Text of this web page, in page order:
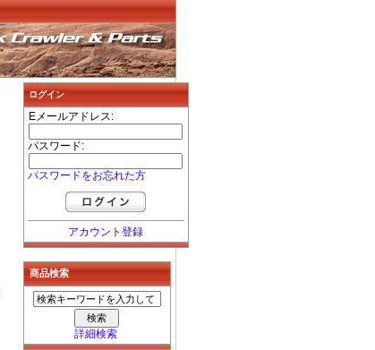
ログイン
Eメールアドレス:
パスワード:
パスワードをお忘れた方
アカウント登録
商品検索
詳細検索